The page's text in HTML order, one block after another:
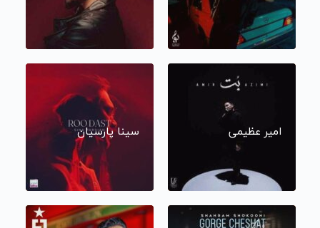
امیر عظیمی سینا پارسیان